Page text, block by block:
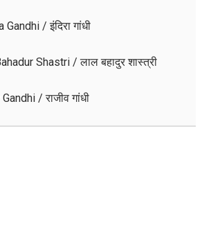
Gandhi / इंदिरा गांधी
Shastri / लाल बहादुर शास्त्री
/ राजीव गांधी